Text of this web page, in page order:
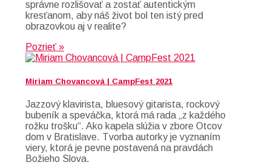
správne rozlišovať a zostať autentickým
kresťanom, aby náš život bol ten istý pred
obrazovkou aj v realite?
Pozrieť »
Miriam Chovancová | CampFest 2021
Jazzový klavirista, bluesový gitarista, rockový
bubeník a speváčka, ktorá má rada „z každého
rožku trošku“. Ako kapela slúžia v zbore Otcov
dom v Bratislave. Tvorba autorky je vyznaním
viery, ktorá je pevne postavená na pravdách
Božieho Slova.